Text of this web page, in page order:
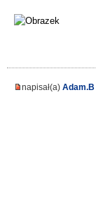
napisał(a) Adam.B